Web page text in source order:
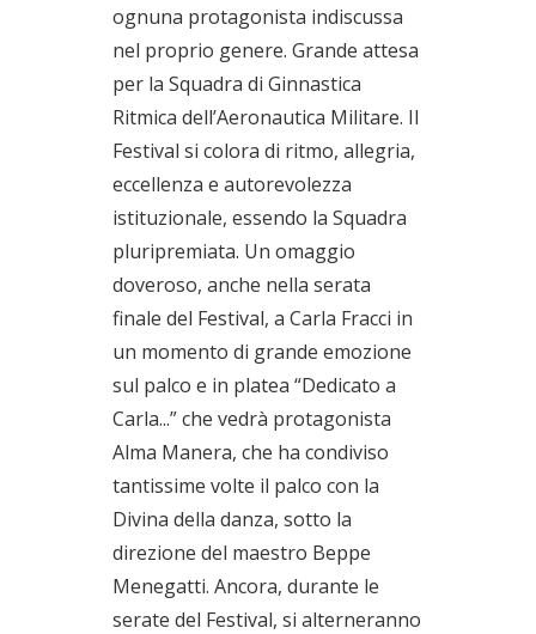
ognuna protagonista indiscussa
nel proprio genere. Grande attesa
per la Squadra di Ginnastica
Ritmica dell’Aeronautica Militare. Il
Festival si colora di ritmo, allegria,
eccellenza e autorevolezza
istituzionale, essendo la Squadra
pluripremiata. Un omaggio
doveroso, anche nella serata
finale del Festival, a Carla Fracci in
un momento di grande emozione
sul palco e in platea “Dedicato a
Carla...” che vedrà protagonista
Alma Manera, che ha condiviso
tantissime volte il palco con la
Divina della danza, sotto la
direzione del maestro Beppe
Menegatti. Ancora, durante le
serate del Festival, si alterneranno